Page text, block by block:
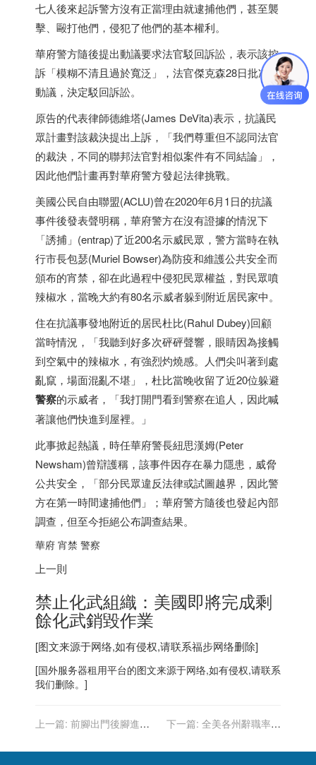
七人後來起訴警方沒有正當理由就逮捕他們，甚至襲
擊、毆打他們，侵犯了他們的基本權利。
華府警方隨後提出動議要求法官駁回訴訟，表示該控
訴「模糊不清且過於寬泛」，法官傑克森28日批准該
動議，決定駁回訴訟。
原告的代表律師德維塔(James DeVita)表示，抗議民
眾計畫對該裁決提出上訴，「我們尊重但不認同法官
的裁決，不同的聯邦法官對相似案件有不同結論」，
因此他們計畫再對華府警方發起法律挑戰。
美國公民自由聯盟(ACLU)曾在2020年6月1日的抗議
事件後發表聲明稱，華府警方在沒有證據的情況下
「誘捕」(entrap)了近200名示威民眾，警方當時在執
行市長包瑟(Muriel Bowser)為防疫和維護公共安全而
頒布的宵禁，卻在此過程中侵犯民眾權益，對民眾噴
辣椒水，當晚大約有80名示威者躲到附近居民家中。
住在抗議事發地附近的居民杜比(Rahul Dubey)回顧
當時情況，「我聽到好多次砰砰聲響，眼睛因為接觸
到空氣中的辣椒水，有強烈灼燒感。人們尖叫著到處
亂竄，場面混亂不堪」，杜比當晚收留了近20位躲避
警察的示威者，「我打開門看到警察在追人，因此喊
著讓他們快進到屋裡。」
此事掀起熱議，時任華府警長紐思漢姆(Peter
Newsham)曾辯護稱，該事件因存在暴力隱患，威脅
公共安全，「部分民眾違反法律或試圖越界，因此警
方在第一時間逮捕他們」；華府警方隨後也發起內部
調查，但至今拒絕公布調查結果。
華府 宵禁 警察
上一則
禁止化武組織：美國即將完成剩
餘化武銷毀作業
[图文来源于网络,如有侵权,请联系福步网络删除]
[国外服务器租用平台的图文来源于网络,如有侵权,请联系
我们删除。]
上一篇: 前腳出門後腳進賊
失數萬
下一篇: 全美各州辭職率比
最高 紐約最低